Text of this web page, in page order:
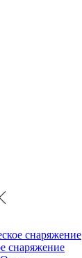
снаряжение
снаряжение